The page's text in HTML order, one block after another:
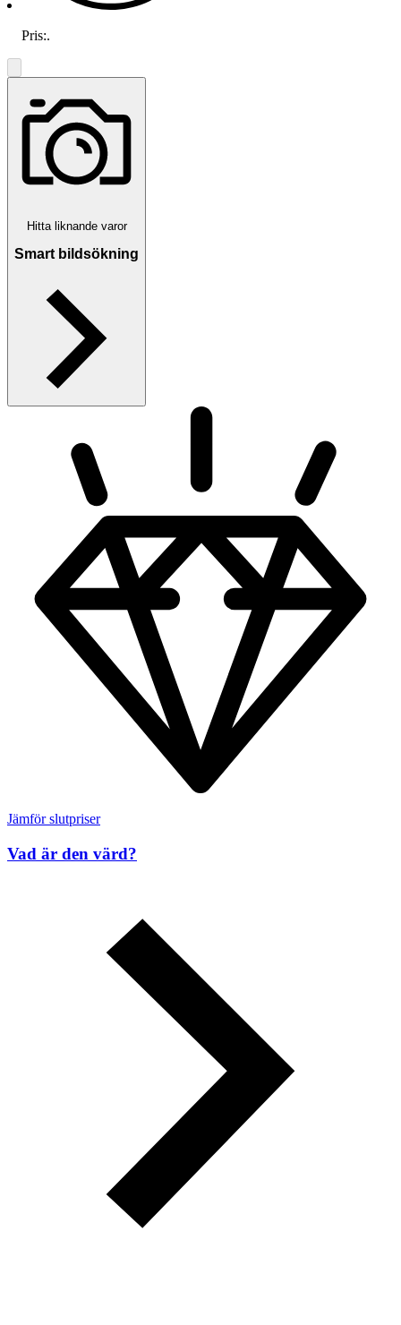
Pris:.
Hitta liknande varor
Smart bildsökning
Jämför slutpriser
Vad är den värd?